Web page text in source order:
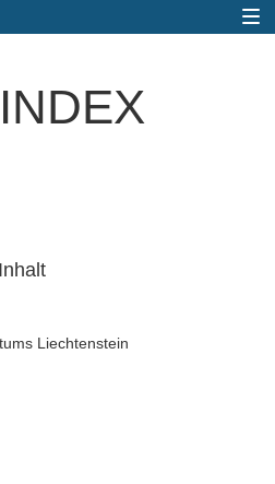
Liechtenstein